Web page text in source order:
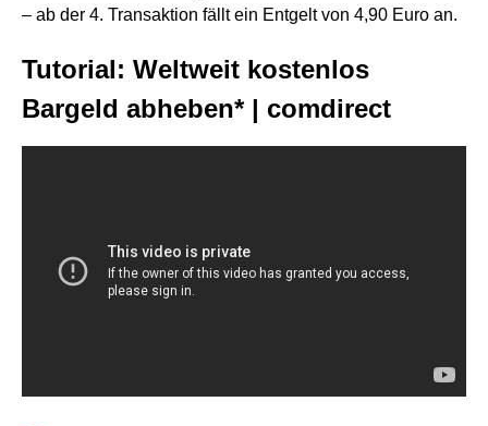
– ab der 4. Transaktion fällt ein Entgelt von 4,90 Euro an.
Tutorial: Weltweit kostenlos
Bargeld abheben* | comdirect